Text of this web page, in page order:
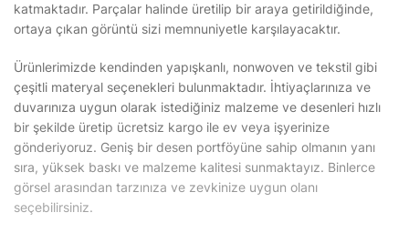
katmaktadır. Parçalar halinde üretilip bir araya getirildiğinde,
ortaya çıkan görüntü sizi memnuniyetle karşılayacaktır.
Ürünlerimizde kendinden yapışkanlı, nonwoven ve tekstil gibi
çeşitli materyal seçenekleri bulunmaktadır. İhtiyaçlarınıza ve
duvarınıza uygun olarak istediğiniz malzeme ve desenleri hızlı
bir şekilde üretip ücretsiz kargo ile ev veya işyerinize
gönderiyoruz. Geniş bir desen portföyüne sahip olmanın yanı
sıra, yüksek baskı ve malzeme kalitesi sunmaktayız. Binlerce
görsel arasından tarzınıza ve zevkinize uygun olanı
seçebilirsiniz.